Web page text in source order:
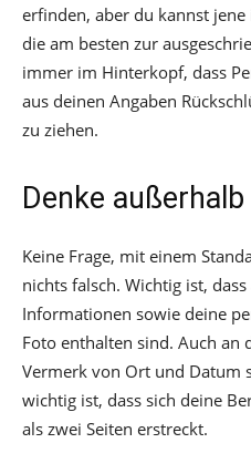
erfinden, aber du kannst
die am besten zur
immer im Hinterkopf, dass
aus deinen Angaben
zu ziehen.
Denke
Keine Frage, mit einem
nichts falsch. Wichtig ist,
Informationen sowie deine
Foto enthalten sind. Auch an
Vermerk von Ort und Datum
wichtig ist, dass sich deine
als zwei Seiten erstreckt.